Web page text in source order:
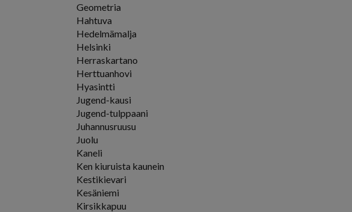
Geometria
Hahtuva
Hedelmämalja
Helsinki
Herraskartano
Herttuanhovi
Hyasintti
Jugend-kausi
Jugend-tulppaani
Juhannusruusu
Juolu
Kaneli
Ken kiuruista kaunein
Kestikievari
Kesäniemi
Kirsikkapuu